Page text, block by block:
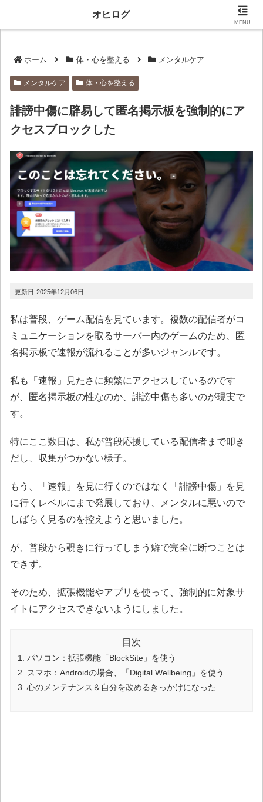
当サイトにはプロモーションが含まれます。
ホーム 体・心を整える メンタルケア
メンタルケア 体・心を整える
誹謗中傷に辟易して匿名掲示板を強制的にア
クセスブロックした
2025年12月06日
私は普段、ゲーム配信を見ています。複数の配信者がコ
ミュニケーションを取るサーバー内のゲームのため、匿
名掲示板で速報が流れることが多いジャンルです。
私も「速報」見たさに頻繁にアクセスしているのです
が、匿名掲示板の性なのか、誹謗中傷も多いのが現実で
す。
特にここ数日は、私が普段応援している配信者まで叩き
だし、収集がつかない様子。
もう、「速報」を見に行くのではなく「誹謗中傷」を見
に行くレベルにまで発展しており、メンタルに悪いので
しばらく見るのを控えようと思いました。
が、普段から覗きに行ってしまう癖で完全に断つことは
できず。
そのため、拡張機能やアプリを使って、強制的に対象サ
イトにアクセスできないようにしました。
目次
パソコン：拡張機能「BlockSite」を使う
スマホ：Androidの場合、「Digital Wellbeing」を使う
心のメンテナンス＆自分を改めるきっかけになった
オヒログ
MENU